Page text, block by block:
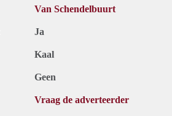
Van Schendelbuurt
Ja
Kaal
Geen
Vraag de adverteerder